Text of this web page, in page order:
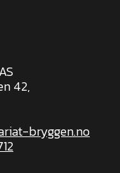
42,
bryggen.no